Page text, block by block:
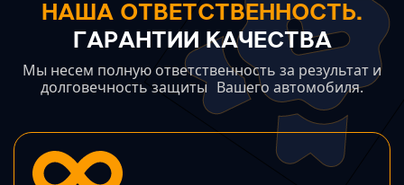
НАША ОТВЕТСТВЕННОСТЬ.
ГАРАНТИИ КАЧЕСТВА
Мы несем полную ответственность за результат и
долговечность защиты Вашего автомобиля.